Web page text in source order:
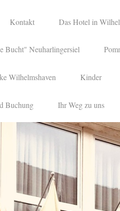
Kontakt Das Hotel in
Bucht" Neuharlingersiel
Wilhelmshaven Kinder
Buchung Ihr Weg zu uns